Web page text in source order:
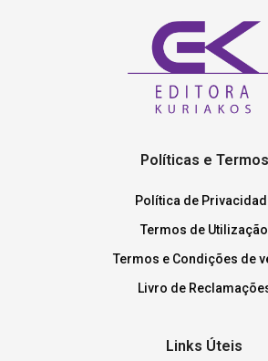
Políticas e Termos
Política de
Termos de Utilização
Termos e Condições de
Livro de
Links Úteis